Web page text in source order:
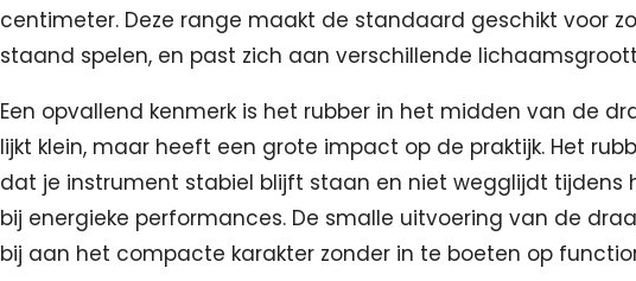
centimeter. Deze range maakt de standaard geschikt voor
staand spelen, en past zich aan verschillende
Een opvallend kenmerk is het rubber in het midden van de
lijkt klein, maar heeft een grote impact op de praktijk. Het
dat je instrument stabiel blijft staan en niet wegglijdt tijdens
bij energieke performances. De smalle uitvoering van de
bij aan het compacte karakter zonder in te boeten op